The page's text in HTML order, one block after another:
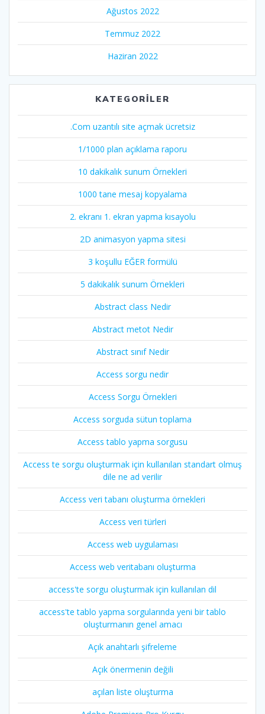
Ağustos 2022
Temmuz 2022
Haziran 2022
KATEGORILER
.Com uzantılı site açmak ücretsiz
1/1000 plan açıklama raporu
10 dakikalık sunum Örnekleri
1000 tane mesaj kopyalama
2. ekranı 1. ekran yapma kısayolu
2D animasyon yapma sitesi
3 koşullu EĞER formülü
5 dakikalık sunum Örnekleri
Abstract class Nedir
Abstract metot Nedir
Abstract sınıf Nedir
Access sorgu nedir
Access Sorgu Örnekleri
Access sorguda sütun toplama
Access tablo yapma sorgusu
Access te sorgu oluşturmak için kullanılan standart olmuş
dile ne ad verilir
Access veri tabanı oluşturma örnekleri
Access veri türleri
Access web uygulaması
Access web veritabanı oluşturma
access'te sorgu oluşturmak için kullanılan dil
access'te tablo yapma sorgularında yeni bir tablo
oluşturmanın genel amacı
Açık anahtarlı şifreleme
Açık önermenin değili
açılan liste oluşturma